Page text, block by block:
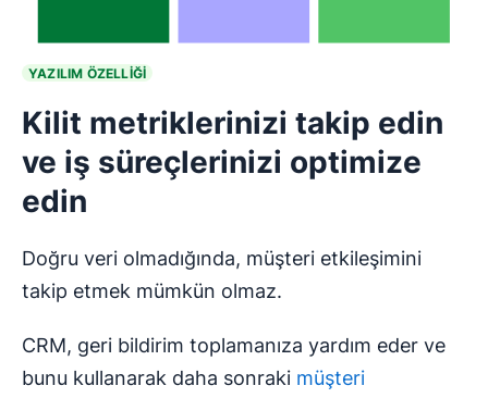
YAZILIM ÖZELLİĞİ
Kilit metriklerinizi takip edin
ve iş süreçlerinizi optimize
edin
Doğru veri olmadığında, müşteri etkileşimini
takip etmek mümkün olmaz.
CRM, geri bildirim toplamanıza yardım eder ve
bunu kullanarak daha sonraki müşteri